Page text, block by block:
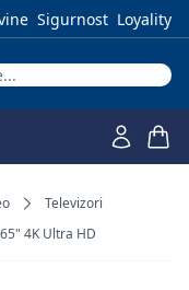
Sigurnost Loyality
Televizori
4K Ultra HD